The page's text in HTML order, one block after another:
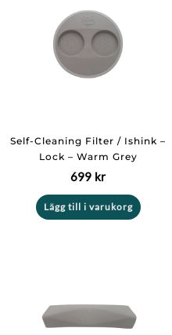
Self-Cleaning Filter / Ishink –
Lock – Warm Grey
699 kr
Lägg till i varukorg